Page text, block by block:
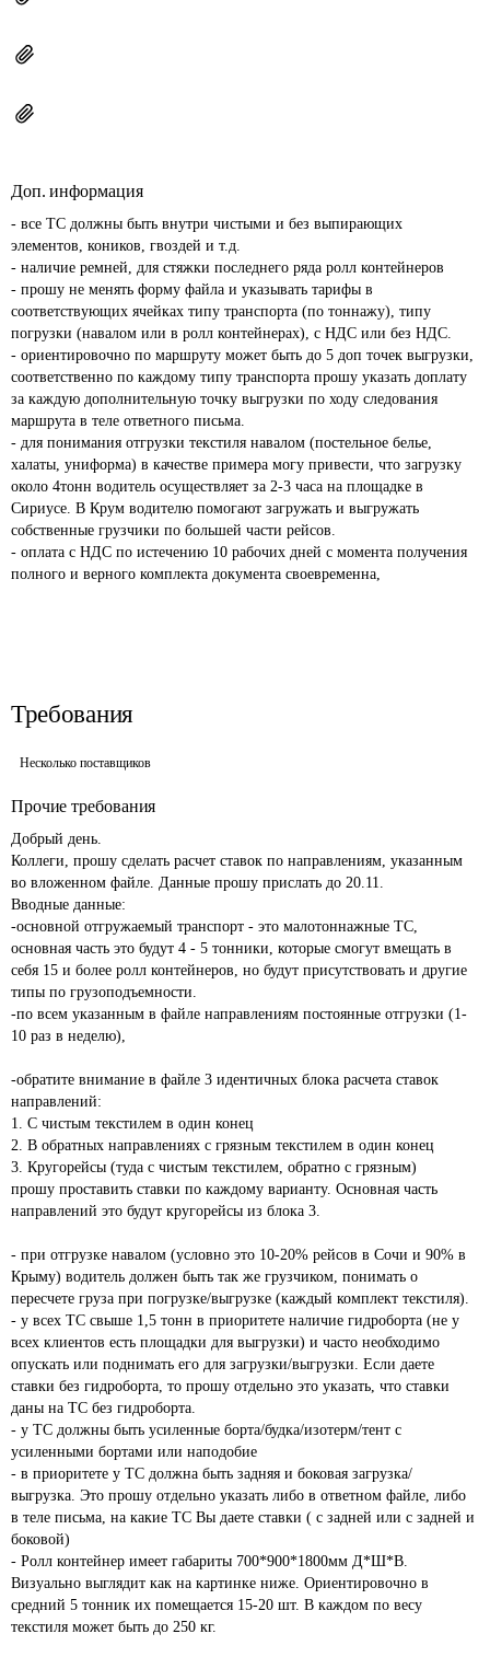
Доп. информация
- все ТС должны быть внутри чистыми и без выпирающих
элементов, коников, гвоздей и т.д.
- наличие ремней, для стяжки последнего ряда ролл контейнеров
- прошу не менять форму файла и указывать тарифы в
соответствующих ячейках типу транспорта (по тоннажу), типу
погрузки (навалом или в ролл контейнерах), с НДС или без НДС.
- ориентировочно по маршруту может быть до 5 доп точек выгрузки,
соответственно по каждому типу транспорта прошу указать доплату
за каждую дополнительную точку выгрузки по ходу следования
маршрута в теле ответного письма.
- для понимания отгрузки текстиля навалом (постельное белье,
халаты, униформа) в качестве примера могу привести, что загрузку
около 4тонн водитель осуществляет за 2-3 часа на площадке в
Сириусе. В Крум водителю помогают загружать и выгружать
собственные грузчики по большей части рейсов.
- оплата с НДС по истечению 10 рабочих дней с момента получения
полного и верного комплекта документа своевременна,
Требования
Несколько поставщиков
Прочие требования
Добрый день.
Коллеги, прошу сделать расчет ставок по направлениям, указанным
во вложенном файле. Данные прошу прислать до 20.11.
Вводные данные:
-основной отгружаемый транспорт - это малотоннажные ТС,
основная часть это будут 4 - 5 тонники, которые смогут вмещать в
себя 15 и более ролл контейнеров, но будут присутствовать и другие
типы по грузоподъемности.
-по всем указанным в файле направлениям постоянные отгрузки (1-
10 раз в неделю),
-обратите внимание в файле 3 идентичных блока расчета ставок
направлений:
1. С чистым текстилем в один конец
2. В обратных направлениях с грязным текстилем в один конец
3. Кругорейсы (туда с чистым текстилем, обратно с грязным)
прошу проставить ставки по каждому варианту. Основная часть
направлений это будут кругорейсы из блока 3.
- при отгрузке навалом (условно это 10-20% рейсов в Сочи и 90% в
Крыму) водитель должен быть так же грузчиком, понимать о
пересчете груза при погрузке/выгрузке (каждый комплект текстиля).
- у всех ТС свыше 1,5 тонн в приоритете наличие гидроборта (не у
всех клиентов есть площадки для выгрузки) и часто необходимо
опускать или поднимать его для загрузки/выгрузки. Если даете
ставки без гидроборта, то прошу отдельно это указать, что ставки
даны на ТС без гидроборта.
- у ТС должны быть усиленные борта/будка/изотерм/тент с
усиленными бортами или наподобие
- в приоритете у ТС должна быть задняя и боковая загрузка/
выгрузка. Это прошу отдельно указать либо в ответном файле, либо
в теле письма, на какие ТС Вы даете ставки ( с задней или с задней и
боковой)
- Ролл контейнер имеет габариты 700*900*1800мм Д*Ш*В.
Визуально выглядит как на картинке ниже. Ориентировочно в
средний 5 тонник их помещается 15-20 шт. В каждом по весу